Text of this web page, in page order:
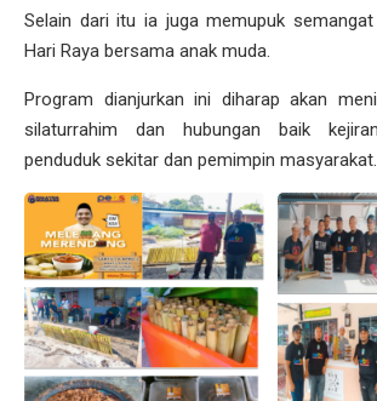
Selain dari itu ia juga memupuk
Hari Raya bersama anak muda.
Program dianjurkan ini diharap akan
silaturrahim dan hubungan baik
penduduk sekitar dan pemimpin masyarakat.